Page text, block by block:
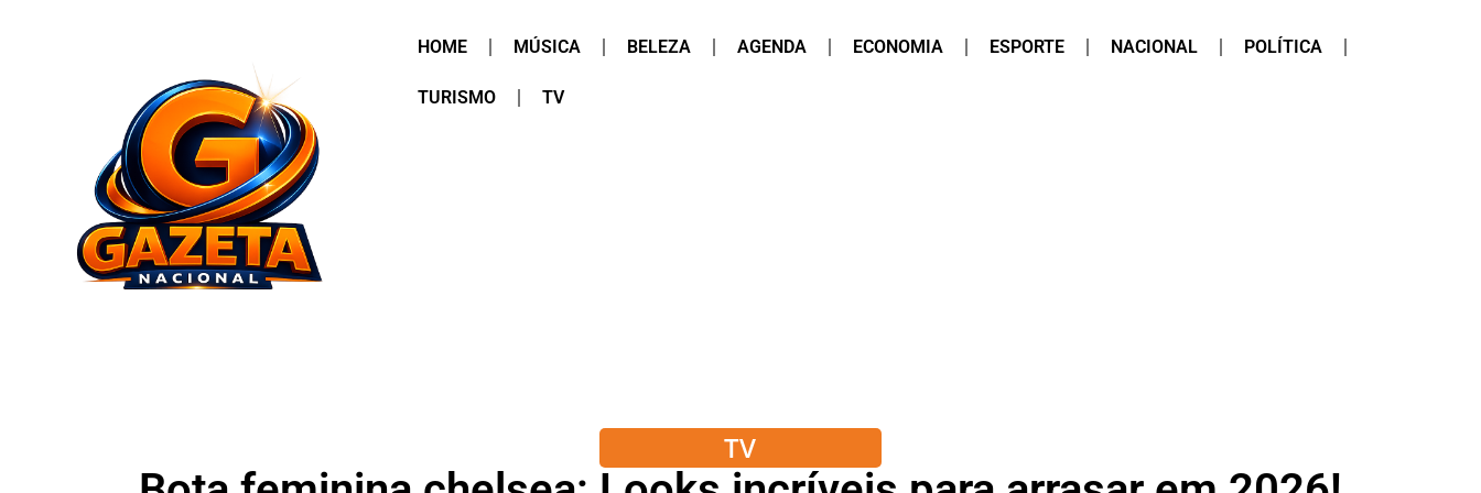
HOME MÚSICA BELEZA AGENDA ECONOMIA ESPORTE NACIONAL POLÍTICA
TURISMO TV
TV